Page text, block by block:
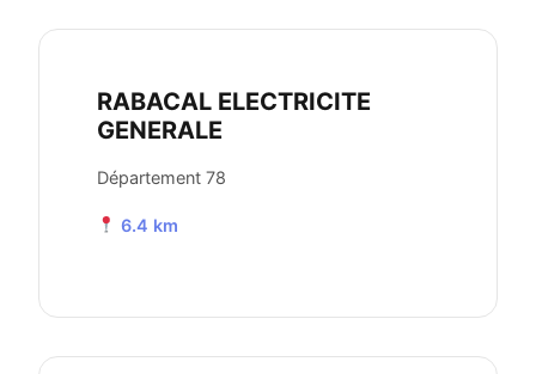
RABACAL ELECTRICITE
GENERALE
Département 78
6.4 km